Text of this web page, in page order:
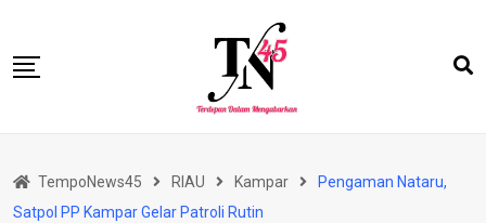
content
BISNIS
TempoNews45 RIAU Kampar
Pengaman Nataru,
Satpol PP Kampar Gelar Patroli Rutin